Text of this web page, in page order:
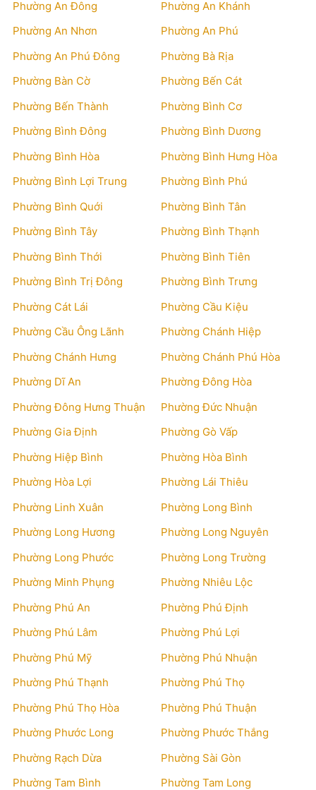
Phường An Đông
Phường An Khánh
Phường An Nhơn
Phường An Phú
Phường An Phú Đông
Phường Bà Rịa
Phường Bàn Cờ
Phường Bến Cát
Phường Bến Thành
Phường Bình Cơ
Phường Bình Đông
Phường Bình Dương
Phường Bình Hòa
Phường Bình Hưng Hòa
Phường Bình Lợi Trung
Phường Bình Phú
Phường Bình Quới
Phường Bình Tân
Phường Bình Tây
Phường Bình Thạnh
Phường Bình Thới
Phường Bình Tiên
Phường Bình Trị Đông
Phường Bình Trưng
Phường Cát Lái
Phường Cầu Kiệu
Phường Cầu Ông Lãnh
Phường Chánh Hiệp
Phường Chánh Hưng
Phường Chánh Phú Hòa
Phường Dĩ An
Phường Đông Hòa
Phường Đông Hưng Thuận
Phường Đức Nhuận
Phường Gia Định
Phường Gò Vấp
Phường Hiệp Bình
Phường Hòa Bình
Phường Hòa Lợi
Phường Lái Thiêu
Phường Linh Xuân
Phường Long Bình
Phường Long Hương
Phường Long Nguyên
Phường Long Phước
Phường Long Trường
Phường Minh Phụng
Phường Nhiêu Lộc
Phường Phú An
Phường Phú Định
Phường Phú Lâm
Phường Phú Lợi
Phường Phú Mỹ
Phường Phú Nhuận
Phường Phú Thạnh
Phường Phú Thọ
Phường Phú Thọ Hòa
Phường Phú Thuận
Phường Phước Long
Phường Phước Thắng
Phường Rạch Dừa
Phường Sài Gòn
Phường Tam Bình
Phường Tam Long